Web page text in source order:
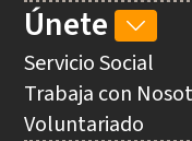
Únete
ÚNETE
SUB-
Servicio Social
Trabaja con
Voluntariado